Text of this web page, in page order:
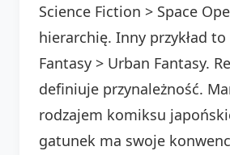
Science Fiction > Space
hierarchię. Inny przykład
Fantasy > Urban Fantasy.
definiuje przynależność.
rodzajem komiksu
gatunek ma swoje